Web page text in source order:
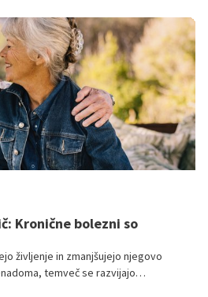
bolezni srca, kap, ledvične bolezni in
vzrokov za visok krvni tlak in
preprečevanje sta ključna za
ožilja.
Kronične bolezni so
življenje in zmanjšujejo njegovo
temveč se razvijajo